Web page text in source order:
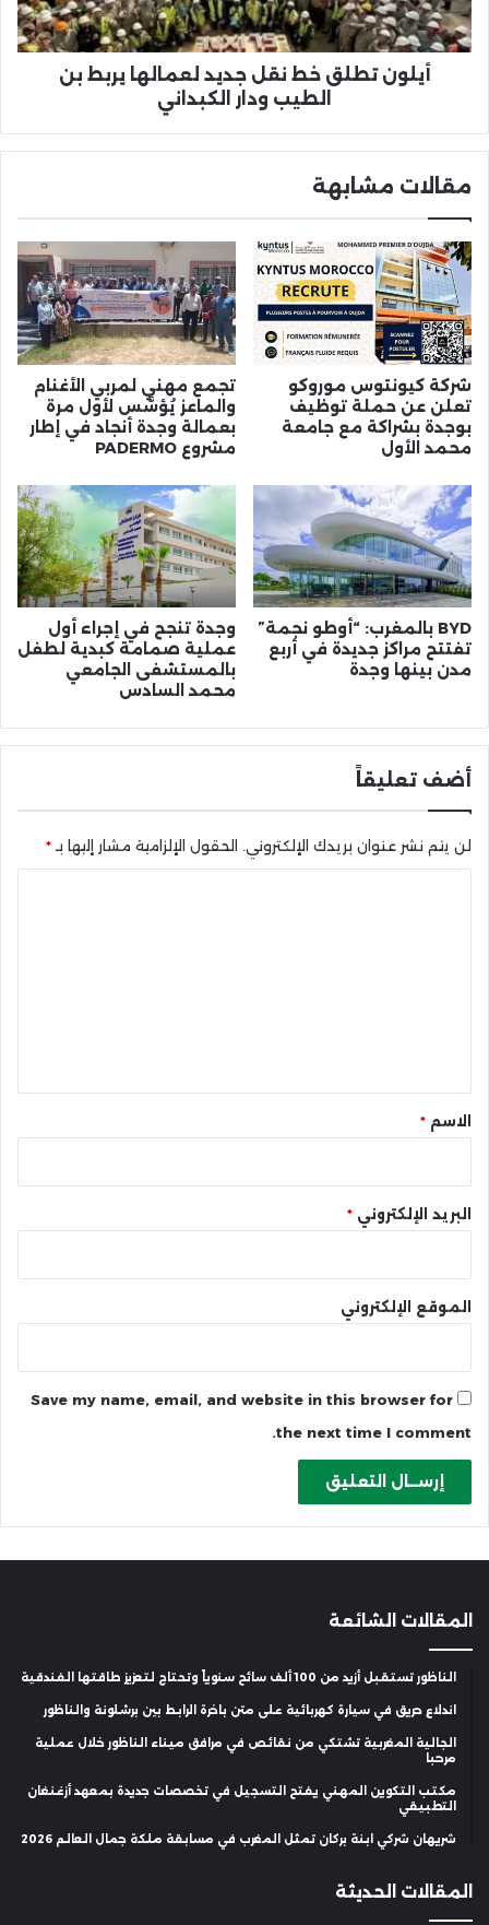
بن
الطيب
أيلون تطلق خط نقل جديد لعمالها يربط بن
الطيب ودار الكبداني
مقالات مشابهة
شركة كيونتوس موروكو
تعلن عن حملة توظيف
بوجدة بشراكة مع جامعة
محمد الأول
تجمع مهني لمربي الأغنام
والماعز يُؤسَّس لأول مرة
بعمالة وجدة أنجاد في إطار
مشروع PADERMO
BYD بالمغرب: “أوطو نجمة”
تفتتح مراكز جديدة في أربع
مدن بينها وجدة
وجدة تنجح في إجراء أول
عملية صمامة كبدية لطفل
بالمستشفى الجامعي
محمد السادس
أضف تعليقاً
لن يتم نشر عنوان بريدك الإلكتروني. الحقول الإلزامية مشار إليها بـ*
* الاسم *
البريد الإلكتروني *
الموقع الإلكتروني
Save my name, email, and website in this browser for
the next time I comment.
المقالات الشائعة
الناظور تستقبل أزيد من 100 ألف سائح سنوياً وتحتاج لتعزيز طاقتها الفندقية
اندلاع حريق في سيارة كهربائية على متن باخرة الرابط بين برشلونة والناظور
الجالية المغربية تشتكي من نقائص في مرافق ميناء الناظور خلال عملية
مرحبا
مكتب التكوين المهني يفتح التسجيل في تخصصات جديدة بمعهد أزغنغان
التطبيقي
شريهان شركي ابنة بركان تمثل المغرب في مسابقة ملكة جمال العالم 2026
المقالات الحديثة